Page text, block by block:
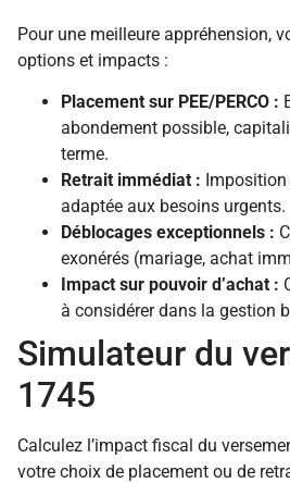
Pour une meilleure appréhension,
options et impacts :
Placement sur PEE/PERCO :
abondement possible,
terme.
Retrait immédiat : Imposition
adaptée aux besoins urgents.
Déblocages exceptionnels :
exonérés (mariage, achat
Impact sur pouvoir d’achat :
à considérer dans la gestion
Simulateur du
1745
Calculez l’impact fiscal du
votre choix de placement ou de